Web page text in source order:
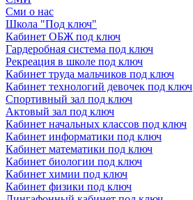
Сми о нас
Школа "Под ключ"
Кабинет ОБЖ под ключ
Гардеробная система под ключ
Рекреация в школе под ключ
Кабинет труда мальчиков под ключ
Кабинет технологий девочек под ключ
Спортивный зал под ключ
Актовый зал под ключ
Кабинет начальных классов под ключ
Кабинет информатики под ключ
Кабинет математики под ключ
Кабинет биологии под ключ
Кабинет химии под ключ
Кабинет физики под ключ